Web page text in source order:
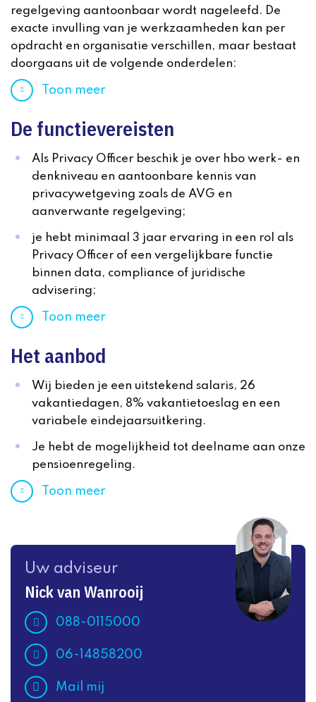
regelgeving aantoonbaar wordt nageleefd. De
exacte invulling van je werkzaamheden kan per
opdracht en organisatie verschillen, maar bestaat
doorgaans uit de volgende onderdelen:
Toon meer
De functievereisten
Als Privacy Officer beschik je over hbo werk- en
denkniveau en aantoonbare kennis van
privacywetgeving zoals de AVG en
aanverwante regelgeving;
je hebt minimaal 3 jaar ervaring in een rol als
Privacy Officer of een vergelijkbare functie
binnen data, compliance of juridische
advisering;
Toon meer
Het aanbod
Wij bieden je een uitstekend salaris, 26
vakantiedagen, 8% vakantietoeslag en een
variabele eindejaarsuitkering.
Je hebt de mogelijkheid tot deelname aan onze
pensioenregeling.
Toon meer
Uw adviseur
Nick van Wanrooij
088-0115000
06-14858200
Mail mij